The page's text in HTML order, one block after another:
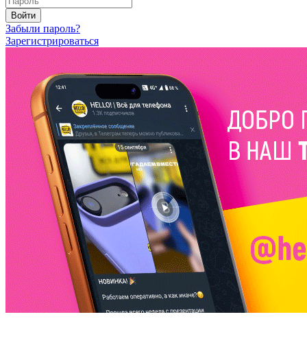
Войти
Забыли пароль?
Зарегистрироваться